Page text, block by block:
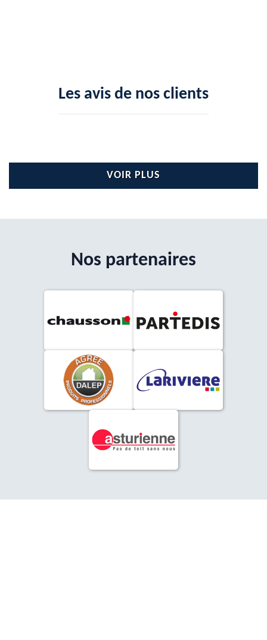
Les avis de nos clients
VOIR PLUS
Nos partenaires